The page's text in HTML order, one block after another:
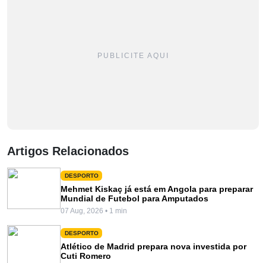
PUBLICITE AQUI
Artigos Relacionados
DESPORTO
Mehmet Kiskaç já está em Angola para preparar
Mundial de Futebol para Amputados
07 Aug, 2026 • 1 min
DESPORTO
Atlético de Madrid prepara nova investida por
Cuti Romero